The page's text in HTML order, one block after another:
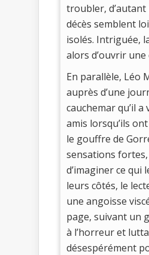
troubler, d’autant
décès semblent
isolés. Intriguée,
alors d’ouvrir une
En parallèle, Léo
auprès d’une
cauchemar qu’il a
amis lorsqu’ils
le gouffre de
sensations
d’imaginer ce qui
leurs côtés, le
une angoisse
page, suivant un
à l’horreur et
désespérément